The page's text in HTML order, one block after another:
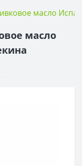
масло
масло